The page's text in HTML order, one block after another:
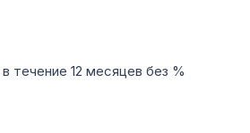
течение 12 месяцев без %